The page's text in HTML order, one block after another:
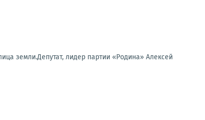
земли.Депутат, лидер партии «Родина» Алексей